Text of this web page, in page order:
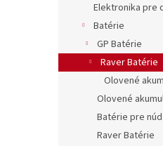
Elektronika pre
Batérie
GP Batérie
Raver Batérie
Olovené
Olovené
Batérie pre
Raver Batérie